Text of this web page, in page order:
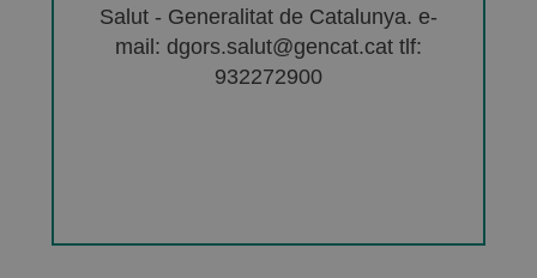
Salut - Generalitat de Catalunya. e-
mail: dgors.salut@gencat.cat tlf:
932272900